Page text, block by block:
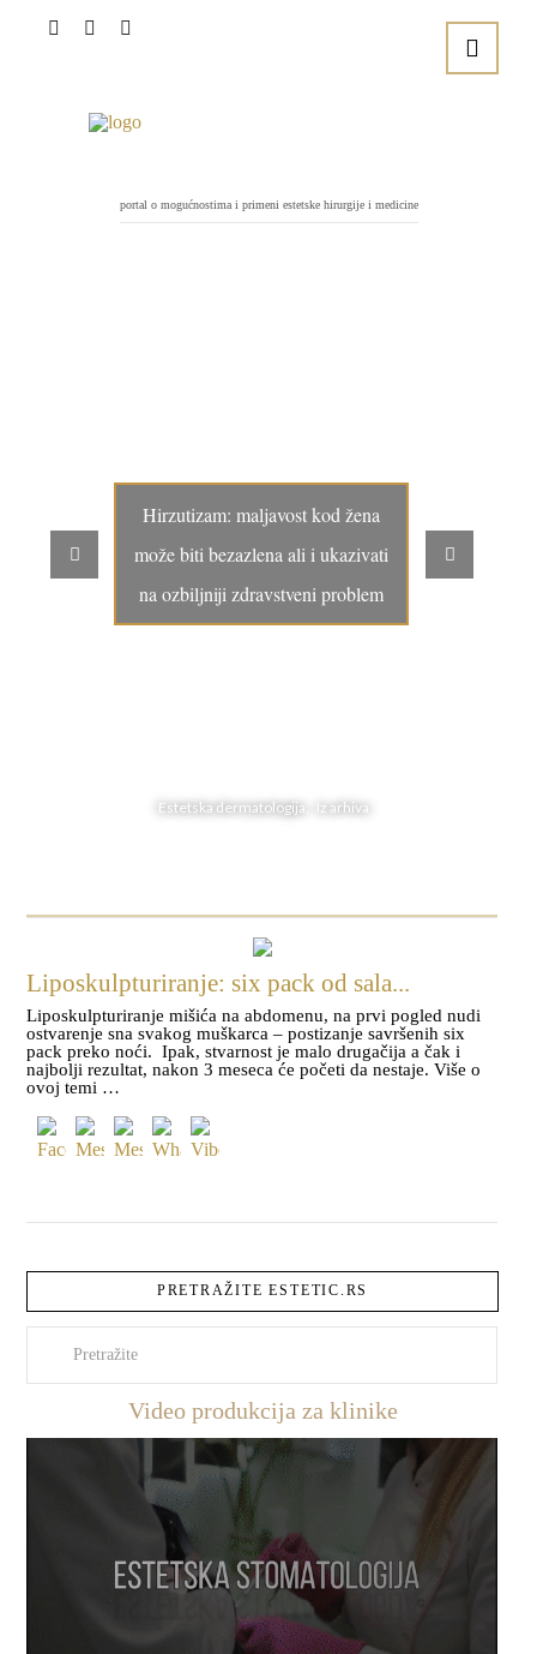
portal o mogućnostima i primeni estetske hirurgije i medicine
Hirzutizam: maljavost kod žena
može biti bezazlena ali i ukazivati
na ozbiljniji zdravstveni problem
Estetska dermatologija, Iz arhiva
Liposkulpturiranje: six pack od sala...
Liposkulpturiranje mišića na abdomenu, na prvi pogled nudi
ostvarenje sna svakog muškarca – postizanje savršenih six
pack preko noći. Ipak, stvarnost je malo drugačija a čak i
najbolji rezultat, nakon 3 meseca će početi da nestaje. Više o
ovoj temi …
PRETRAŽITE ESTETIC.RS
Video produkcija za klinike